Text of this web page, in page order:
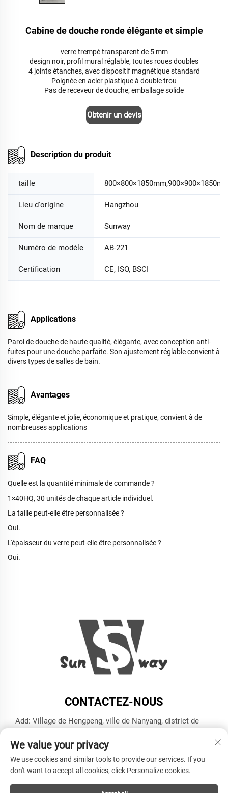
Cabine de douche ronde élégante et simple
verre trempé transparent de 5 mm
design noir, profil mural réglable, toutes roues doubles
4 joints étanches, avec dispositif magnétique standard
Poignée en acier plastique à double trou
Pas de receveur de douche, emballage solide
Obtenir un devis
Description du produit
taille
Lieu d'origine Hangzhou
Nom de marque Sunway
Numéro de modèle AB-221
Certification CE, ISO, BSCI
Applications
Paroi de douche de haute qualité, élégante, avec conception anti-
fuites pour une douche parfaite. Son ajustement réglable convient à
divers types de salles de bain.
Avantages
Simple, élégante et jolie, économique et pratique, convient à de
nombreuses applications
FAQ
Quelle est la quantité minimale de commande ?
1×40HQ, 30 unités de chaque article individuel.
La taille peut-elle être personnalisée ?
Oui.
L'épaisseur du verre peut-elle être personnalisée ?
Oui.
CONTACTEZ-NOUS
Add: Village de Hengpeng, ville de Nanyang, district de
Tél. :+86-13606543282
E-mail :[email protected]
We value your privacy
We use cookies and similar tools to provide our services. If you
don't want to accept all cookies, click Personalize cookies.